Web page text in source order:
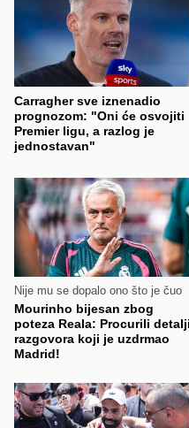
Carragher sve iznenadio
prognozom: "Oni će osvojiti
Premier ligu, a razlog je
jednostavan"
Nije mu se dopalo ono što je čuo
Mourinho bijesan zbog
poteza Reala: Procurili detalji
razgovora koji je uzdrmao
Madrid!